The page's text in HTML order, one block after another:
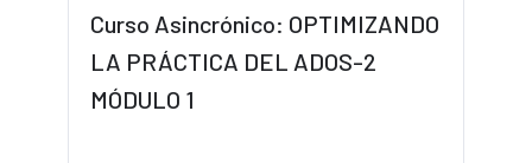
Curso Asincrónico: OPTIMIZANDO
LA PRÁCTICA DEL ADOS-2
MÓDULO 1